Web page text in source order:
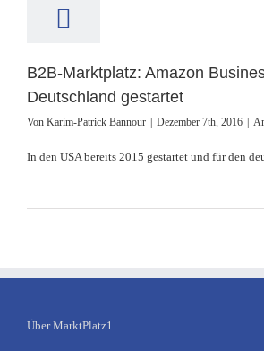
B2B-Marktplatz: Amazon
Deutschland gestartet
Von Karim-Patrick Bannour Dezember 7th, 2016
In den USA bereits 2015 gestartet und für den
Über MarktPlatz1